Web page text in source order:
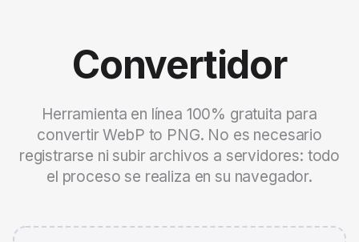
Convertidor
Herramienta en línea 100% gratuita para
convertir WebP to PNG. No es necesario
registrarse ni subir archivos a servidores: todo
el proceso se realiza en su navegador.